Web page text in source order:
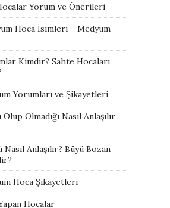
Yorum ve Önerileri
Hoca İsimleri – Medyum
Kimdir? Sahte Hocaları
Yorumları ve Şikayetleri
Olmadığı Nasıl Anlaşılır
Anlaşılır? Büyü Bozan
Hoca Şikayetleri
Hocalar